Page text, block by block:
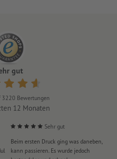
gut
3220 Bewertungen
12 Monaten
Sehr gut
Beim ersten Druck ging was daneben,
kann passieren. Es wurde jedoch